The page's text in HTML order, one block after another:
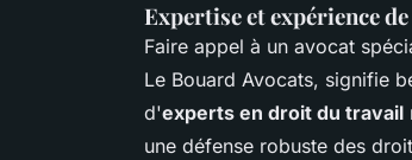
Expertise et expérience
Faire appel à un avocat
Le Bouard Avocats, signifie
d'experts en droit du travail
une défense robuste des